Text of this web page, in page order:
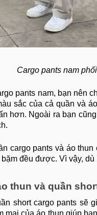
Cargo pants nam
pants nam, bạn nên
sắc của cả quần và
hơn. Ngoài ra bạn
cargo pants và áo
đều được. Vì vậy,
thun và quần
short cargo pants sẽ